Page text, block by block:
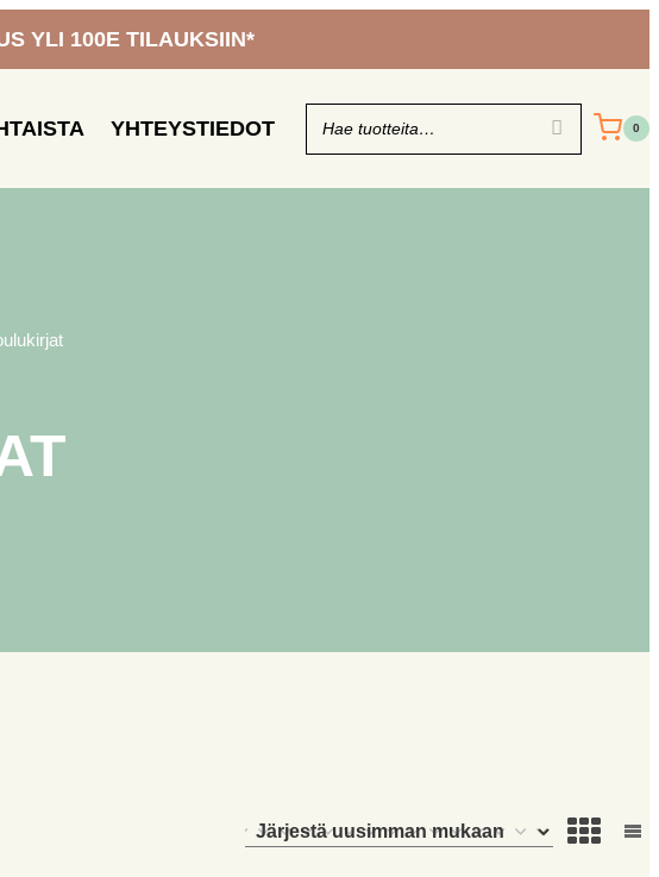
YLI 100E TILAUKSIIN*
YHTEYSTIEDOT 0